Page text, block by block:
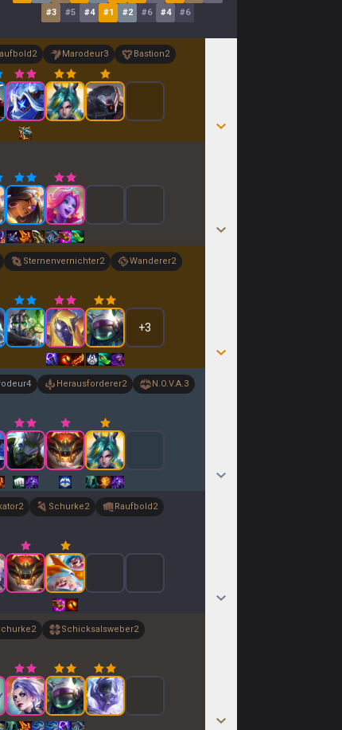
#3 #5 #4 #1 #2 #6 #4 #6
2 Marodeur3 Bastion2
Sternenvernichter2 Wanderer2
+3
4 Herausforderer2 N.O.V.A.3
2 Schurke2 Raufbold2
2 Schicksalsweber2